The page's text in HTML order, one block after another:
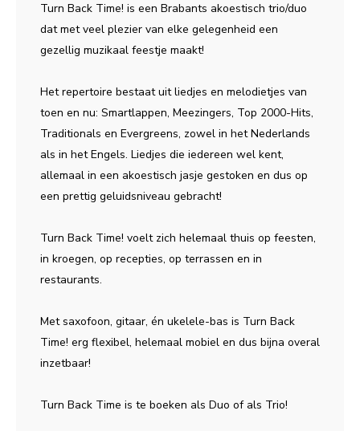
Turn Back Time! is een Brabants akoestisch trio/duo
dat met veel plezier van elke gelegenheid een
gezellig muzikaal feestje maakt!
Het repertoire bestaat uit liedjes en melodietjes van
toen en nu: Smartlappen, Meezingers, Top 2000-Hits,
Traditionals en Evergreens, zowel in het Nederlands
als in het Engels. Liedjes die iedereen wel kent,
allemaal in een akoestisch jasje gestoken en dus op
een prettig geluidsniveau gebracht!
Turn Back Time! voelt zich helemaal thuis op feesten,
in kroegen, op recepties, op terrassen en in
restaurants.
Met saxofoon, gitaar, én ukelele-bas is Turn Back
Time! erg flexibel, helemaal mobiel en dus bijna overal
inzetbaar!
Turn Back Time is te boeken als Duo of als Trio!